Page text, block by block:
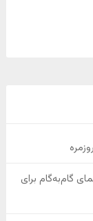
گام‌به‌گام برای